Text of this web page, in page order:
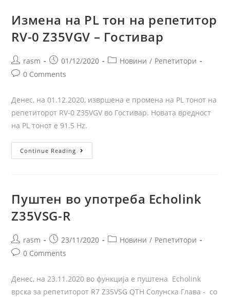
Измена на PL тон на репетитор
RV-0 Z35VGV – Гостивар
rasm 01/12/2020 Новини / Репетитори
0 Comments
Денес, на 01.12.2020, извршена е промена на PL тонот на
репетиторот RV-0 Z35VGV во Гостивар. Новата вредност
на PL тонот е 91.5 Hz.
Continue Reading
Пуштен во употреба Echolink
Z35VSG-R
rasm 23/11/2020 Новини / Репетитори
0 Comments
Денес, на 23.11.2020 во функција е пуштена Echolink
врска за репетиторот R7 Z35VSG QTH Солунска Глава - со